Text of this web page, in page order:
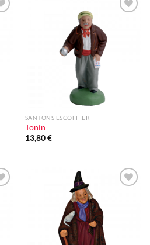
SANTONS ESCOFFIER
Tonin
13,80€